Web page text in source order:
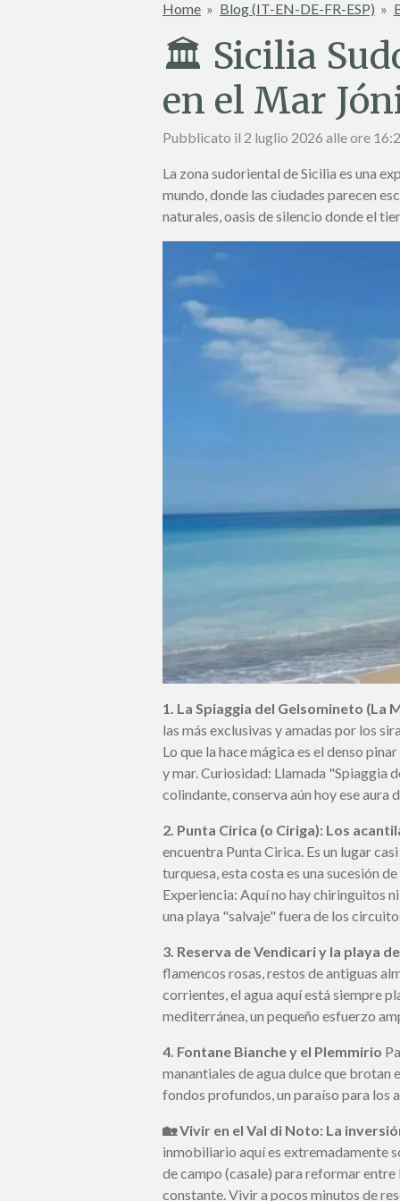
Home » Blog (IT-EN-DE-FR-ESP) »
🏛️ Sicilia
en el Mar
Pubblicato il 2 luglio 2026 alle ore
La zona sudoriental de Sicilia es una
mundo, donde las ciudades parecen
naturales, oasis de silencio donde el
1. La Spiaggia del Gelsomineto (La
las más exclusivas y amadas por los
Lo que la hace mágica es el denso
y mar. Curiosidad: Llamada "Spiaggia
colindante, conserva aún hoy ese aura
2. Punta Cirica (o Ciriga): Los
encuentra Punta Cirica. Es un lugar
turquesa, esta costa es una sucesión
Experiencia: Aquí no hay chiringuitos
una playa "salvaje" fuera de los
3. Reserva de Vendicari y la playa
flamencos rosas, restos de antiguas
corrientes, el agua aquí está siempre
mediterránea, un pequeño esfuerzo
4. Fontane Bianche y el Plemmirio
manantiales de agua dulce que
fondos profundos, un paraíso para los
🏡 Vivir en el Val di Noto: La
inmobiliario aquí es extremadamente
de campo (casale) para reformar
constante. Vivir a pocos minutos de